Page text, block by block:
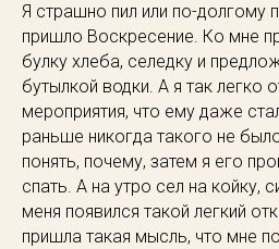
Я страшно пил или по-долгому
пришло Воскресение. Ко мне
булку хлеба, селедку и
бутылкой водки. А я так легко
мероприятия, что ему даже
раньше никогда такого не
понять, почему, затем я его
спать. А на утро сел на койку,
меня появился такой легкий
пришла такая мысль, что мне